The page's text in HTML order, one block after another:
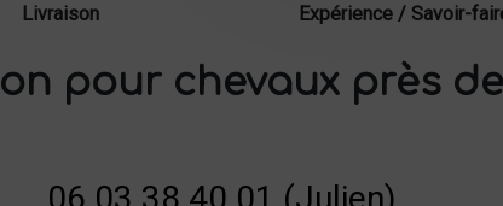
Livraison Expérience / Savoir-
pour chevaux près